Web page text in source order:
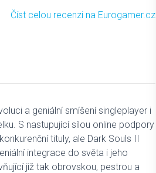
Číst celou recenzi na Eurogamer.cz
a geniální smíšení singleplayer i
S nastupující sílou online podpory
tituly, ale Dark Souls II
integrace do světa i jeho
již tak obrovskou, pestrou a